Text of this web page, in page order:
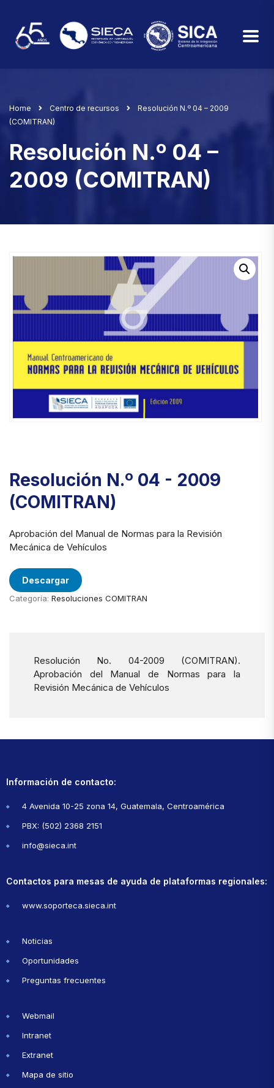
Home Centro de recursos
Resolución N.º 04 – 2009
(COMITRAN)
Resolución N.º 04 –
2009 (COMITRAN)
Resolución N.º 04 - 2009
(COMITRAN)
Aprobación del Manual de Normas para la Revisión
Mecánica de Vehículos
Descargar
Categoría: Resoluciones COMITRAN
Resolución No. 04-2009 (COMITRAN).
Aprobación del Manual de Normas para la
Revisión Mecánica de Vehículos
Información de contacto:
4 Avenida 10-25 zona 14, Guatemala, Centroamérica
PBX: (502) 2368 2151
info@sieca.int
Contactos para mesas de ayuda de plataformas regionales:
www.soporteca.sieca.int
Noticias
Oportunidades
Preguntas frecuentes
Webmail
Intranet
Extranet
Mapa de sitio